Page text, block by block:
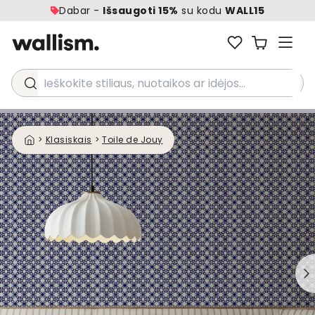
Dabar - Išsaugoti 15% su kodu WALL15
Ieškokite stiliaus, nuotaikos ar idėjos...
> Klasiskais > Toile de Jouy